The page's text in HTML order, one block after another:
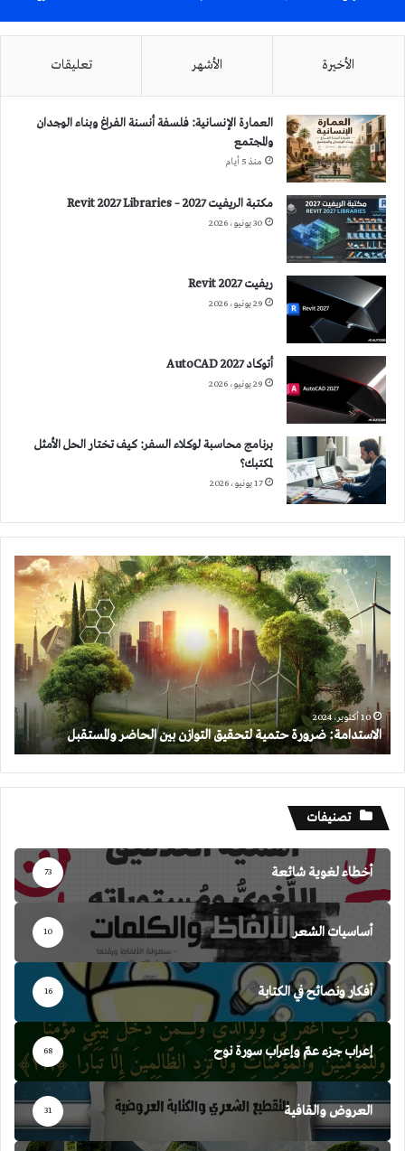
الأخيرة الأشهر تعليقات
العمارة الإنسانية: فلسفة أنسنة الفراغ وبناء الوجدان
والمجتمع
منذ 5 أيام
مكتبة الريفيت 2027 – Revit 2027 Libraries
30 يونيو، 2026
ريفيت 2027 Revit
29 يونيو، 2026
أتوكاد 2027 AutoCAD
29 يونيو، 2026
برنامج محاسبة لوكلاء السفر: كيف تختار الحل الأمثل
لمكتبك؟
17 يونيو، 2026
الاستدامة:
ضرورة
حتمية
لتحقيق
التوازن
بين
الحاضر
والمستقبل
10 أكتوبر، 2024
الاستدامة: ضرورة حتمية لتحقيق التوازن بين الحاضر والمستقبل
تصنيفات
أخطاء لغوية شائعة 73
أساسيات الشعر 10
أفكار ونصائح في الكتابة 16
إعراب جزء عمّ وإعراب سورة نوح 68
العروض والقافية 31